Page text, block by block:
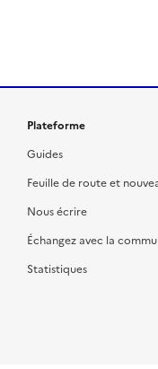
Plateforme
Guides
Feuille de route et
Nous écrire
Échangez avec la
Statistiques